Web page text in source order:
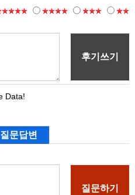
질문답변